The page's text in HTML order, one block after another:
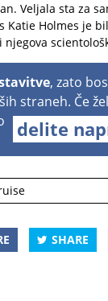
Veljala sta za
Katie Holmes je
, zato
straneh. Če
delite
SHARE